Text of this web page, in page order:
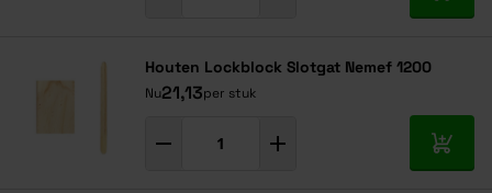
Houten Lockblock Slotgat Nemef 1200
Nu21,13per stuk
In